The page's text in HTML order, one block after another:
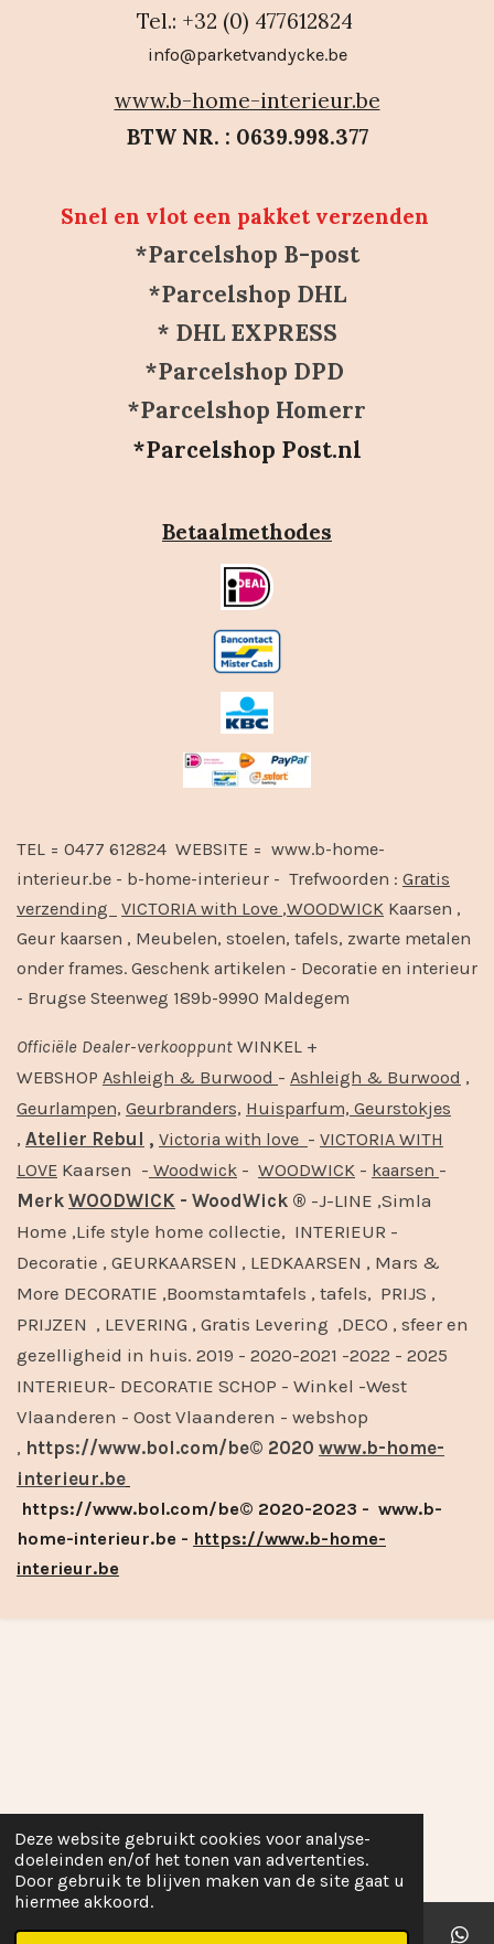
Deze website gebruikt cookies voor analyse-
doeleinden en/of het tonen van advertenties.
Door gebruik te blijven maken van de site gaat u
hiermee akkoord.
Tel.: +32 (0) 477612824
info@parketvandycke.be
www.b-home-interieur.be
BTW NR. : 0639.998.377
Snel en vlot een pakket verzenden
*Parcelshop B-post
*Parcelshop DHL
* DHL EXPRESS
*Parcelshop DPD
*Parcelshop Homerr
*Parcelshop Post.nl
Betaalmethodes
TEL = 0477 612824 WEBSITE = www.b-home-
interieur.be - b-home-interieur - Trefwoorden : Gratis
verzending
VICTORIA with Love ,WOODWICK Kaarsen ,
Geur kaarsen , Meubelen, stoelen, tafels, zwarte metalen
onder frames. Geschenk artikelen - Decoratie en interieur
- Brugse Steenweg 189b-9990 Maldegem
Officiële Dealer-verkooppunt WINKEL +
WEBSHOP Ashleigh & Burwood - Ashleigh & Burwood ,
Geurlampen, Geurbranders, Huisparfum, Geurstokjes
, Atelier Rebul , Victoria with love - VICTORIA WITH
LOVE Kaarsen - Woodwick - WOODWICK - kaarsen -
Merk WOODWICK - WoodWick ® -J-LINE ,Simla
Home ,Life style home collectie, INTERIEUR -
Decoratie , GEURKAARSEN , LEDKAARSEN , Mars &
More DECORATIE ,Boomstamtafels , tafels, PRIJS ,
PRIJZEN , LEVERING , Gratis Levering ,DECO , sfeer en
gezelligheid in huis. 2019 - 2020-2021 -2022 - 2025
INTERIEUR- DECORATIE SCHOP - Winkel -West
Vlaanderen - Oost Vlaanderen - webshop
, https://www.bol.com/be© 2020 www.b-home-
interieur.be
https://www.bol.com/be© 2020-2023 - www.b-
home-interieur.be - https://www.b-home-
interieur.be